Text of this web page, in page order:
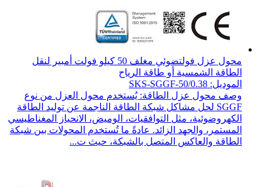
محول عزل فولتضوئي مغلف 50 كيلو فولت أمبير لنقل
الطاقة الشمسية أو طاقة الرياح
الموديل: SKS-SGGF-50/0.38
وصف محول عزل الطاقة: يُستخدم محول العزل من نوع
SGGF لحل مشاكل شبكة الطاقة الناجمة عن توليد الطاقة
الكهروضوئية، مثل التوافقيات، الوميض، الانحياز المغناطيسي
المستمر، والجهد الزائد. عادةً ما تُستخدم المحولات بين شبكة
الطاقة والعاكس المتصل بالشبكة، حيث ت...